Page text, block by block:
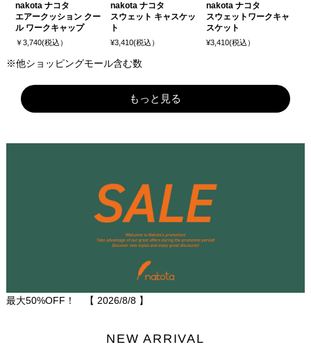
nakota ナコタ
エアークッション クー
ル ワークキャップ
￥3,740(税込）
nakota ナコタ
スウェット キャスケッ
ト
¥3,410(税込）
nakota ナコタ
スウェットワークキャ
スケット
¥3,410(税込）
※他ショッピングモール含む数
もっと見る
最大50%OFF！ 【 2026/8/8】
NEW ARRIVAL